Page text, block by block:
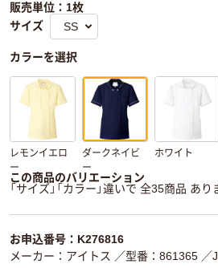
販売単位：1枚
サイズ
カラーを選択
レモンイエロ
ー
ダークネイビ
ー
ホワイト
この商品のバリエーション
「サイズ」「カラー」違いで 全35商品 あり
お申込番号：K276816
メーカー：アイトス ／型番：861365 ／